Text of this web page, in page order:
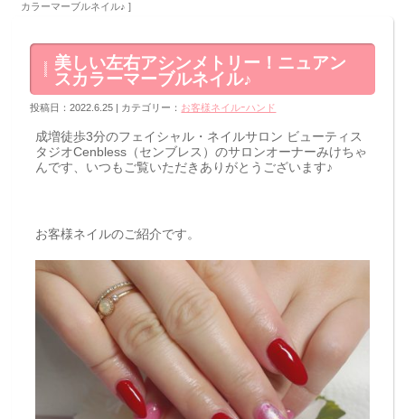
カラーマーブルネイル♪ ]
美しい左右アシンメトリー！ニュアン
スカラーマーブルネイル♪
投稿日：2022.6.25 | カテゴリー： お客様ネイルｰハンド
成増徒歩3分のフェイシャル・ネイルサロン ビューティス
タジオCenbless（センブレス）のサロンオーナーみけちゃ
んです、いつもご覧いただきありがとうございます♪
お客様ネイルのご紹介です。